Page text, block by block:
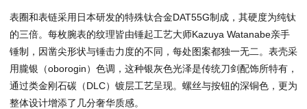
表圈和表链采用日本研发的特殊钛合金DAT55G制成，其硬度为纯钛
的三倍。每枚腕表的纹理皆由锤起工艺大师Kazuya Watanabe亲手
锤制，因凿尖形状与锤击力度的不同，每处图案都独一无二。表壳采
用朧银（oborogin）色调，这种银灰色光泽是传统刀剑配饰所特有，
通过类金刚石碳（DLC）镀层工艺呈现。螺丝与按钮的深铜色，更为
整体设计增添了几分奢华质感。